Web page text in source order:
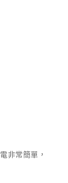
非常簡單，